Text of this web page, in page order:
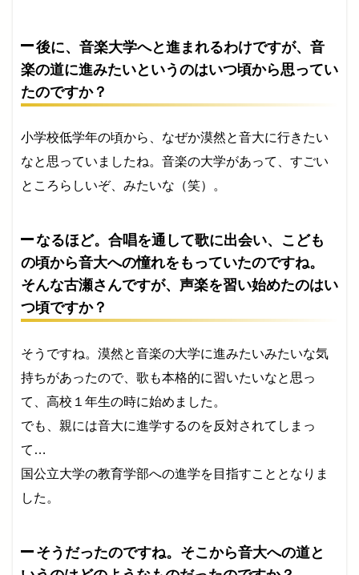
後に、音楽大学へと進まれるわけですが、音
楽の道に進みたいというのはいつ頃から思ってい
たのですか？
小学校低学年の頃から、なぜか漠然と音大に行きたい
なと思っていましたね。音楽の大学があって、すごい
ところらしいぞ、みたいな（笑）。
なるほど。合唱を通して歌に出会い、こども
の頃から音大への憧れをもっていたのですね。
そんな古瀬さんですが、声楽を習い始めたのはい
つ頃ですか？
そうですね。漠然と音楽の大学に進みたいみたいな気
持ちがあったので、歌も本格的に習いたいなと思っ
て、高校１年生の時に始めました。
でも、親には音大に進学するのを反対されてしまっ
て…
国公立大学の教育学部への進学を目指すこととなりま
した。
そうだったのですね。そこから音大への道と